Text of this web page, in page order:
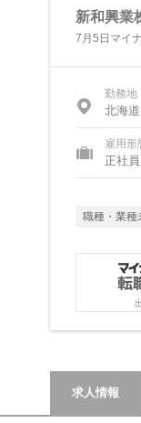
新和興業
7月5日マイ
勤務地
北海
雇用形
正社員
職種・業種
求人情報